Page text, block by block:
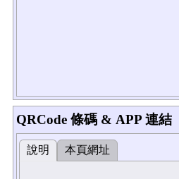
QRCode 條碼 & APP 連結
說明 本頁網址